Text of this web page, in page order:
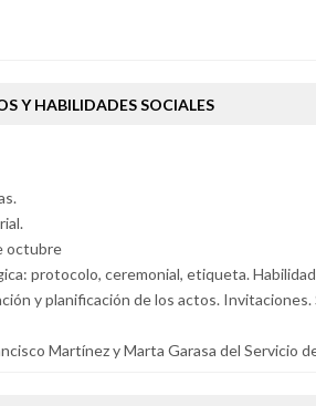
Y HABILIDADES SOCIALES
octubre
protocolo, ceremonial, etiqueta.
y planificación de los actos.
Martínez y Marta Garasa del Servicio